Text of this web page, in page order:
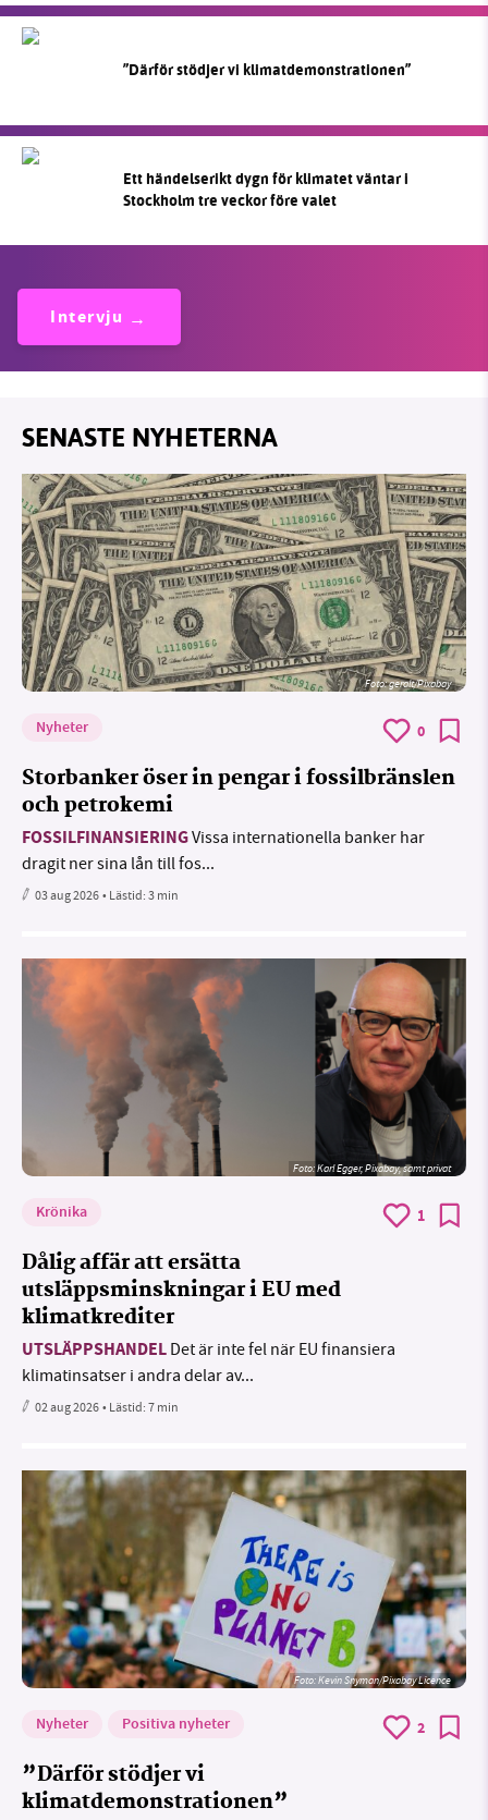
”Därför stödjer vi klimatdemonstrationen”
Ett händelserikt dygn för klimatet väntar i
Stockholm tre veckor före valet
Intervju
SENASTE NYHETERNA
Foto:geralt/Pixabay
Nyheter 0
Storbanker öser in pengar i fossilbränslen
och petrokemi
FOSSILFINANSIERINGVissa internationella banker har
dragit ner sina lån till fos...
03 aug 2026• Lästid:3 min
Foto:Karl Egger, Pixabay, samt privat
Krönika 1
Dålig affär att ersätta
utsläppsminskningar i EU med
klimatkrediter
UTSLÄPPSHANDEL Det är inte fel när EU finansiera
klimatinsatser i andra delar av...
02 aug 2026• Lästid:7 min
Foto:Kevin Snyman/Pixabay Licence
Nyheter Positiva nyheter 2
”Därför stödjer vi
klimatdemonstrationen”